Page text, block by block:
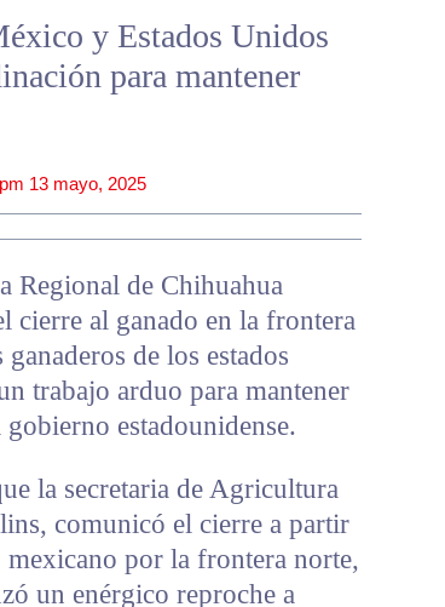
y Estados Unidos
para mantener
13 mayo, 2025
Regional de Chihuahua
al ganado en la frontera
de los estados
trabajo arduo para mantener
estadounidense.
la secretaria de Agricultura
comunicó el cierre a partir
por la frontera norte,
un enérgico reproche a